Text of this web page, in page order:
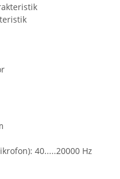
40.....20000 Hz